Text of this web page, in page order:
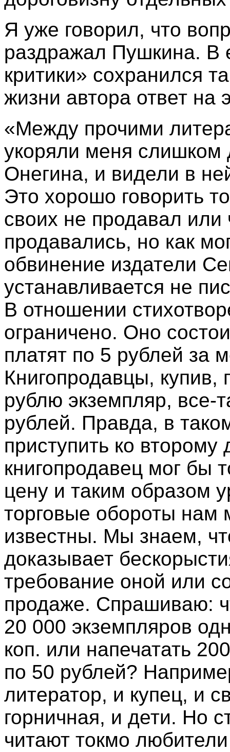
Я уже говорил, что
раздражал Пушкина. В
критики» сохранился
жизни автора ответ на
«Между прочими
укоряли меня слишком
Онегина, и видели в
Это хорошо говорить
своих не продавал или
продавались, но как
обвинение издатели
устанавливается не
В отношении
ограничено. Оно
платят по 5 рублей за
Книгопродавцы,
рублю экземпляр, все-
рублей. Правда, в
приступить ко
книгопродавец мог бы
цену и таким образом
торговые обороты
известны. Мы знаем,
доказывает
требование оной или
продаже. Спрашиваю:
20 000 экземпляров
коп. или напечатать
по 50 рублей?
литератор, и купец, и
горничная, и дети. Но
читают токмо